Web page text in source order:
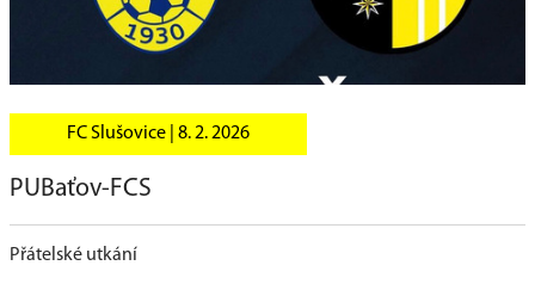
FC Slušovice | 8. 2. 2026
PUBaťov-FCS
Přátelské utkání